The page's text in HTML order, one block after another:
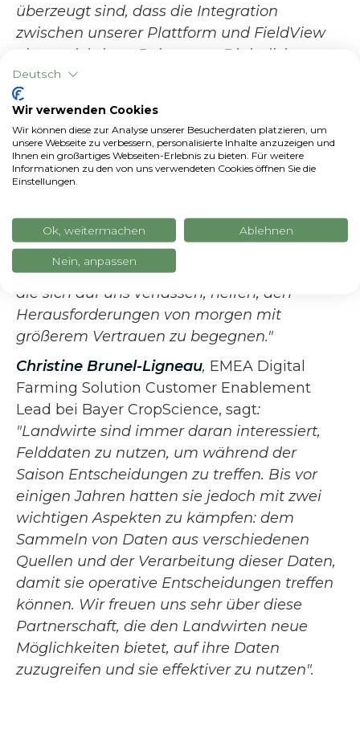
überzeugt sind, dass die Integration
zwischen unserer Plattform und FieldView
einen wichtigen Beitrag zur Digitalisierung
der Landwirtschaft leisten und die
landwirtschaftlichen Betriebe in diesen
beiden Ländern, die in einem der am
stärksten von Klimawandel und
Energieschocks betroffenen Gebiete liegen,
noch effizienter, innovativer und
Konnektivität zwischen xFarm und
FieldView und der daraus resultierende
Datenaustausch werden den Landwirten,
die sich auf uns verlassen, helfen, den
Herausforderungen von morgen mit
größerem Vertrauen zu begegnen."
Christine Brunel-Ligneau, EMEA Digital
Farming Solution Customer Enablement
Lead bei Bayer CropScience, sagt:
"Landwirte sind immer daran interessiert,
Felddaten zu nutzen, um während der
Saison Entscheidungen zu treffen. Bis vor
einigen Jahren hatten sie jedoch mit zwei
wichtigen Aspekten zu kämpfen: dem
Sammeln von Daten aus verschiedenen
Quellen und der Verarbeitung dieser Daten,
damit sie operative Entscheidungen treffen
können. Wir freuen uns sehr über diese
Partnerschaft, die den Landwirten neue
Möglichkeiten bietet, auf ihre Daten
zuzugreifen und sie effektiver zu nutzen".
Deutsch
Wir verwenden Cookies
Wir können diese zur Analyse unserer Besucherdaten platzieren, um
unsere Webseite zu verbessern, personalisierte Inhalte anzuzeigen und
Ihnen ein großartiges Webseiten-Erlebnis zu bieten. Für weitere
Informationen zu den von uns verwendeten Cookies öffnen Sie die
Einstellungen.
Ok, weitermachen Ablehnen
Nein, anpassen